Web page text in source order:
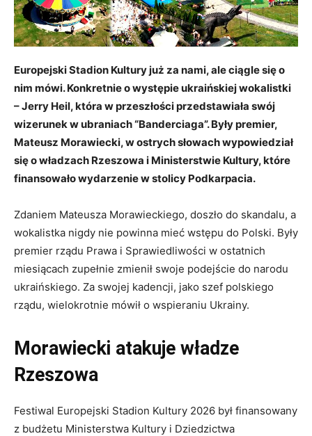
Europejski Stadion Kultury już za nami, ale ciągle się o
nim mówi. Konkretnie o występie ukraińskiej wokalistki
– Jerry Heil, która w przeszłości przedstawiała swój
wizerunek w ubraniach “Banderciaga”. Były premier,
Mateusz Morawiecki, w ostrych słowach wypowiedział
się o władzach Rzeszowa i Ministerstwie Kultury, które
finansowało wydarzenie w stolicy Podkarpacia.
Zdaniem Mateusza Morawieckiego, doszło do skandalu, a
wokalistka nigdy nie powinna mieć wstępu do Polski. Były
premier rządu Prawa i Sprawiedliwości w ostatnich
miesiącach zupełnie zmienił swoje podejście do narodu
ukraińskiego. Za swojej kadencji, jako szef polskiego
rządu, wielokrotnie mówił o wspieraniu Ukrainy.
Morawiecki atakuje władze
Rzeszowa
Festiwal Europejski Stadion Kultury 2026 był finansowany
z budżetu Ministerstwa Kultury i Dziedzictwa